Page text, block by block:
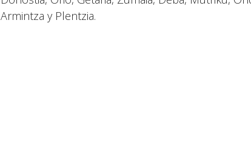
Armintza y Plentzia.